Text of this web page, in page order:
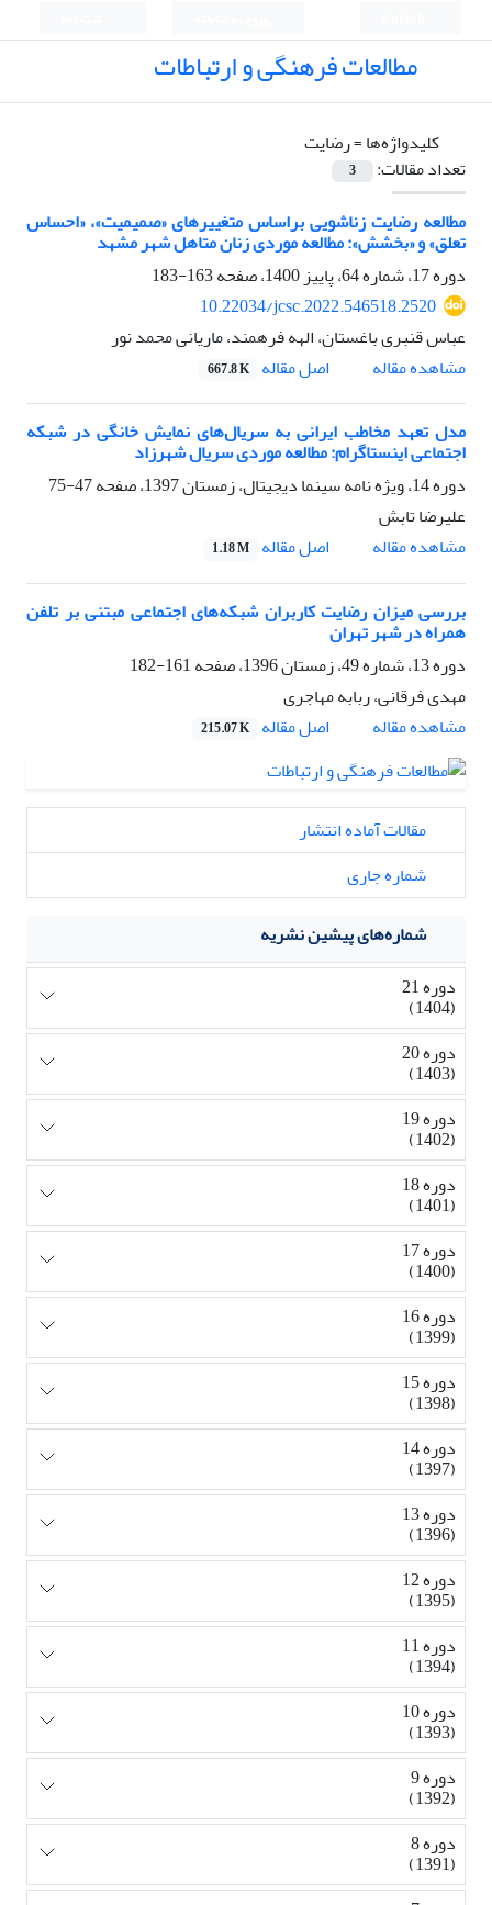
مطالعات فرهنگی و ارتباطات
کلیدواژه‌ها =رضایت
تعداد مقالات:
3
مطالعه رضایت زناشویی براساس متغییرهای «صمیمیت»، «احساس
تعلق» و «بخشش»: مطالعه موردی زنان متاهل شهر مشهد
دوره 17، شماره 64، پاییز 1400، صفحه
163-183
10.22034/jcsc.2022.546518.2520
عباس قنبری باغستان، الهه فرهمند، ماریانی محمد نور
مشاهده مقاله
اصل مقاله 667.8 K
مدل تعهد مخاطب ایرانی به سریال‌های نمایش خانگی در شبکه
اجتماعی اینستاگرام: مطالعه موردی سریال شهرزاد
دوره 14، ویژه نامه سینما دیجیتال، زمستان 1397، صفحه
47-75
علیرضا تابش
مشاهده مقاله
اصل مقاله 1.18 M
بررسی میزان رضایت کاربران شبکه‌های اجتماعی مبتنی بر تلفن
همراه در شهر تهران
دوره 13، شماره 49، زمستان 1396، صفحه
161-182
مهدی فرقانی، ربابه مهاجری
مشاهده مقاله
اصل مقاله 215.07 K
مقالات آماده انتشار
شماره جاری
شماره‌های پیشین نشریه
دوره 21
(1404)
دوره 20
(1403)
دوره 19
(1402)
دوره 18
(1401)
دوره 17
(1400)
دوره 16
(1399)
دوره 15
(1398)
دوره 14
(1397)
دوره 13
(1396)
دوره 12
(1395)
دوره 11
(1394)
دوره 10
(1393)
دوره 9
(1392)
دوره 8
(1391)